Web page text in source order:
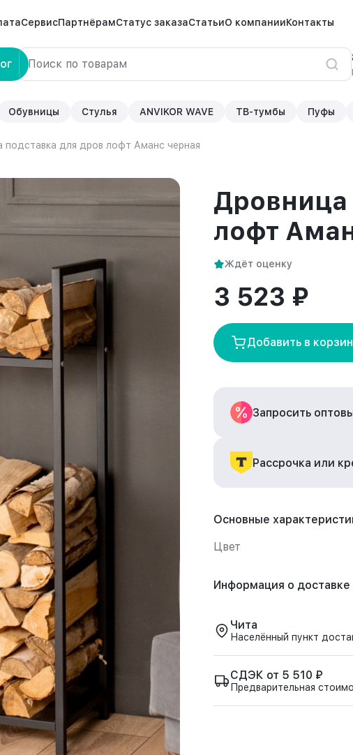
СервисПартнёрамСтатус заказаСтатьиО компанииКонтакты
Обувницы Стулья ANVIKOR WAVE ТВ-тумбы Пуфы
подставка для дров лофт Аманс черная
Дровница
лофт
Ждёт оценку
3 523 ₽
Добавить в
Запросить
Рассрочка или
Основные
Цвет
Информация о доставке
Чита
Населённый пункт
СДЭК от 5 510 ₽
Предварительная